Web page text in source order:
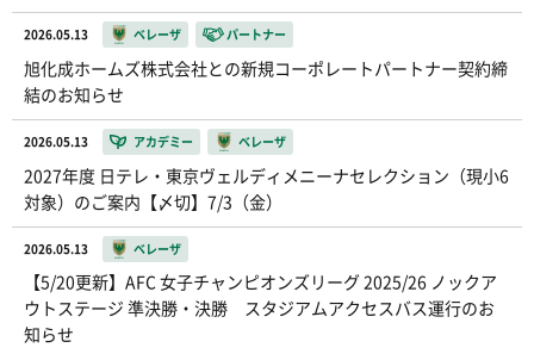
2026.05.13 ベレーザ パートナー
旭化成ホームズ株式会社との新規コーポレートパートナー契約締
結のお知らせ
2026.05.13 アカデミー ベレーザ
2027年度 日テレ・東京ヴェルディメニーナセレクション（現小6
対象）のご案内【〆切】7/3（金）
2026.05.13 ベレーザ
【5/20更新】AFC 女子チャンピオンズリーグ 2025/26 ノックア
ウトステージ 準決勝・決勝 スタジアムアクセスバス運行のお
知らせ